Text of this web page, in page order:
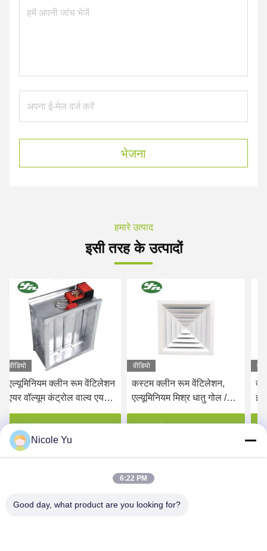
भेजना
हमारे उत्पाद
इसी तरह के उत्पादों
वीडियो
एल्यूमिनियम क्लीन रूम वेंटिलेशन
एयर वॉल्यूम कंट्रोल वाल्व एयर
डिफ्यूज़र डैम्पर
सर्वोत्तम मूल्य प्राप्त करें
वीडियो
कस्टम क्लीन रूम वेंटिलेशन,
एल्यूमिनियम मिश्र धातु गोल /
स्क्वायर छत एयर डिफ्यूज़र
Nicole Yu
6:22 PM
Good day, what product are you looking for?